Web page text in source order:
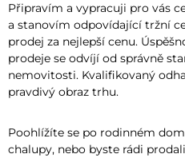
Připravím a vypracuji pro vás
a stanovím odpovídající tržní
prodej za nejlepší cenu.
prodeje se odvíjí od správně
nemovitosti. Kvalifikovaný
pravdivý obraz trhu.
Poohlížíte se po rodinném
chalupy, nebo byste rádi